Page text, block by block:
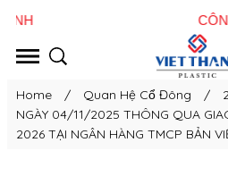
Home / Quan Hệ Cổ Đông /
NGÀY 04/11/2025 THÔNG QUA
2026 TẠI NGÂN HÀNG TMCP BẢN